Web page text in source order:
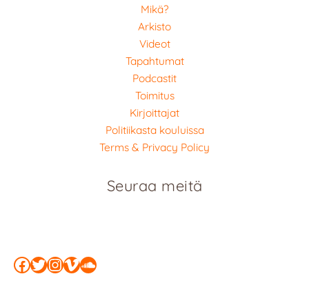
Mikä?
Arkisto
Videot
Tapahtumat
Podcastit
Toimitus
Kirjoittajat
Politiikasta kouluissa
Terms & Privacy Policy
Seuraa meitä
Facebook
Twitter
Instagram
Vimeo
SoundCloud